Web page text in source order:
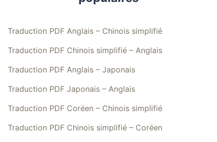
Traduction PDF Anglais – Chinois simplifié
Traduction PDF Chinois simplifié – Anglais
Traduction PDF Anglais – Japonais
Traduction PDF Japonais – Anglais
Traduction PDF Coréen – Chinois simplifié
Traduction PDF Chinois simplifié – Coréen